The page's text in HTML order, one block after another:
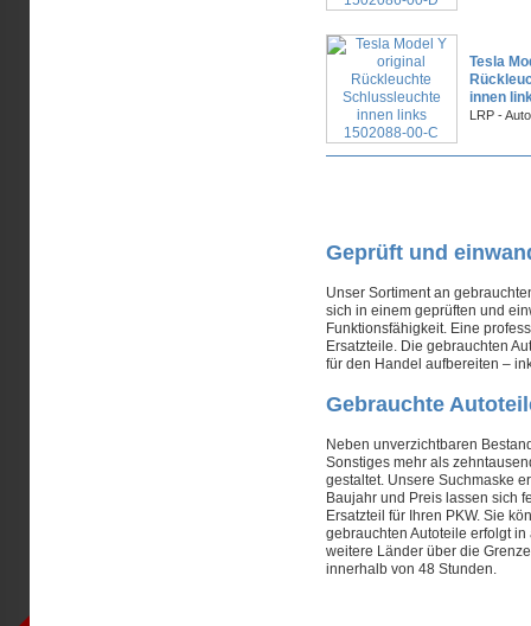
Tesla
innen
LRP -
Geprüft und
Unser Sortiment an
sich in einem geprüften und
Funktionsfähigkeit. Eine
Ersatzteile. Die gebrauchten
für den Handel aufbereiten –
Gebrauchte
Neben unverzichtbaren
Sonstiges mehr als
gestaltet. Unsere Suchmaske
Baujahr und Preis lassen sich
Ersatzteil für Ihren PKW. Sie
gebrauchten Autoteile erfolgt
weitere Länder über die
innerhalb von 48 Stunden.